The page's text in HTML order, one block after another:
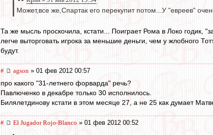
Может,все же,Спартак его перекупит потом...У "евреев"
Та же мысль проскочила, кстати... Поиграет Рома в Локо годик,
легче выторговать игрока за меньшие деньги, чем у жлобного
будут.
# agson » 01 фев 2012 00:57
про какого "31-летнего форварда" речь?
Павлюченко в декабре только 30 исполнилось.
Билялетдинову кстати в этом месяце 27, а не 25 как думает
# El Jugador Rojo-Blanco » 01 фев 2012 00:52